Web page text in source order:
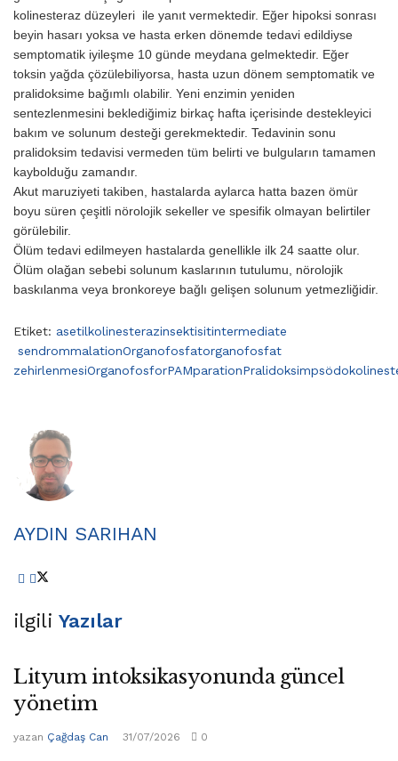
kolinesteraz düzeyleri ile yanıt vermektedir. Eğer hipoksi sonrası
beyin hasarı yoksa ve hasta erken dönemde tedavi edildiyse
semptomatik iyileşme 10 günde mey­dana gelmektedir. Eğer
toksin yağda çözülebiliyorsa, hasta uzun dönem semptomatik ve
pralidoksime bağımlı olabilir. Yeni enzimin yeniden
sentezlenmesini beklediğimiz birkaç hafta içerisinde destekleyici
bakım ve solunum desteği gerekmektedir. Tedavinin sonu
pralidoksim tedavisi vermeden tüm belirti ve bulguların tamamen
kaybolduğu zamandır.
Akut maruziyeti takiben, hastalarda aylarca hatta bazen ömür
boyu süren çeşitli nörolojik sekeller ve spesifik olmayan belirtiler
görülebilir.
Ölüm tedavi edilmeyen hastalarda genellikle ilk 24 saatte olur.
Ölüm olağan sebebi solunum kaslarının tutulumu, nörolojik
baskılanma veya bronkoreye bağlı gelişen solunum yetmezliğidir.
Etiket: asetilkolinesterazinsektisitintermediate
sendrommalationOrganofosfatorganofosfat
zehirlenmesiOrganofosforPAMparationPralidoksim
AYDIN SARIHAN
ilgili Yazılar
Lityum intoksikasyonunda güncel
yönetim
yazan Çağdaş Can 31/07/2026 0